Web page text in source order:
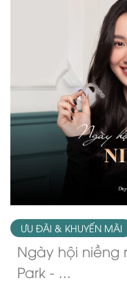
ƯU ĐÃI & KHUYẾN MÃI
Ngày hội niềng
Park - ...